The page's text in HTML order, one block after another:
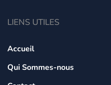
LIENS UTILES
Accueil
Qui Sommes-nous